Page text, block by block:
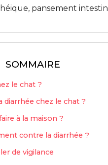
pansement
SOMMAIRE
le chat ?
diarrhée chez le chat ?
à la maison ?
contre la diarrhée ?
de vigilance